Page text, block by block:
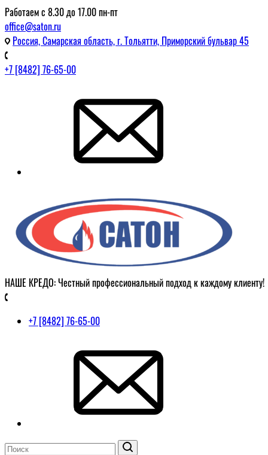
Работаем с 8.30 до 17.00 пн-пт
office@saton.ru
Россия, Самарская область, г. Тольятти, Приморский бульвар 45
+7 [8482] 76-65-00
НАШЕ КРЕДО: Честный профессиональный подход к каждому клиенту!
+7 [8482] 76-65-00